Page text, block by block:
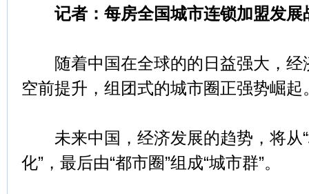
记者：每房全国城市连锁加盟发展
随着中国在全球的的日益强大，经
空前提升，组团式的城市圈正强势崛起
未来中国，经济发展的趋势，将从“
化”，最后由“都市圈”组成“城市群”。